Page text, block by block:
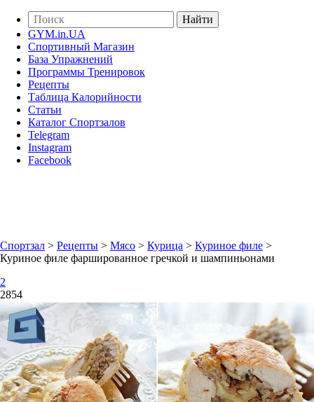
GYM.in.UA
Спортивный Магазин
База Упражнений
Программы Тренировок
Рецепты
Таблица Калорийности
Статьи
Каталог Спортзалов
Telegram
Instagram
Facebook
Спортзал > Рецепты > Мясо > Курица > Куриное филе >
Куриное филе фаршированное гречкой и шампиньонами
2
2854